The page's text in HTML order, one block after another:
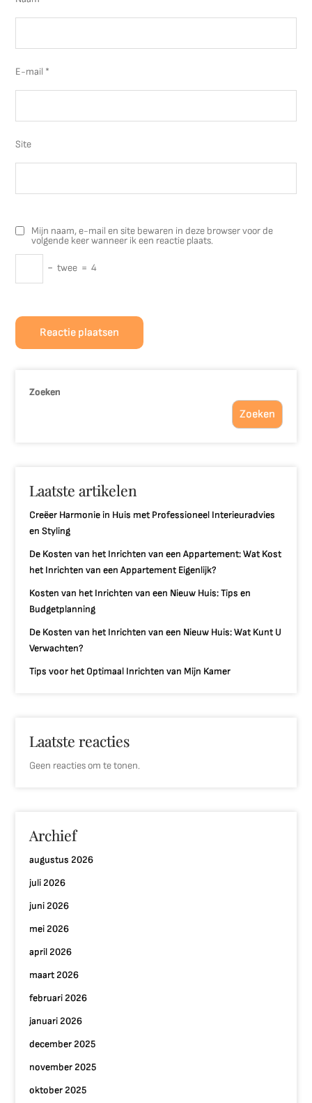
E-mail *
Site
Mijn naam, e-mail en site bewaren in deze browser voor de
volgende keer wanneer ik een reactie plaats.
− twee = 4
Zoeken
Zoeken
Laatste artikelen
Creëer Harmonie in Huis met Professioneel Interieuradvies
en Styling
De Kosten van het Inrichten van een Appartement: Wat Kost
het Inrichten van een Appartement Eigenlijk?
Kosten van het Inrichten van een Nieuw Huis: Tips en
Budgetplanning
De Kosten van het Inrichten van een Nieuw Huis: Wat Kunt U
Verwachten?
Tips voor het Optimaal Inrichten van Mijn Kamer
Laatste reacties
Geen reacties om te tonen.
Archief
augustus 2026
juli 2026
juni 2026
mei 2026
april 2026
maart 2026
februari 2026
januari 2026
december 2025
november 2025
oktober 2025